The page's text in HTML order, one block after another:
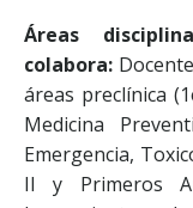
Áreas
colabora:
áreas preclínica
Medicina
Emergencia,
II y Primeros